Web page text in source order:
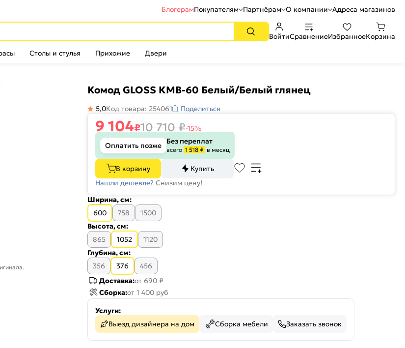
БлогерамПокупателям Партнёрам О компании Адреса магазинов
ВойтиСравнениеИзбранноеКорзина
Столы и стулья Прихожие Двери
Комод GLOSS КМВ-60 Белый/Белый глянец
5,0Код товара: 254061 Поделиться
9 104₽10 710₽-15%
Оплатить позже
Без переплат
всего 1 518 ₽ в месяц
В корзину
Купить
Нашли дешевле? Снизим цену!
Ширина, см:
600
758
1500
Высота, см:
865
1052
1120
Глубина, см:
356
376
456
Доставка:от 690 ₽
Сборка:от 1 400 руб
Услуги:
Выезд дизайнера на дом
Сборка мебели Заказать звонок